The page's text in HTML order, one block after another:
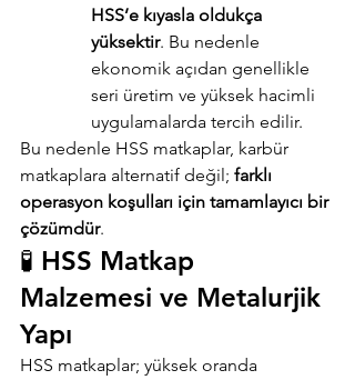
HSS’e kıyasla oldukça
yüksektir. Bu nedenle
ekonomik açıdan genellikle
seri üretim ve yüksek hacimli
uygulamalarda tercih edilir.
Bu nedenle HSS matkaplar, karbür
matkaplara alternatif değil; farklı
operasyon koşulları için tamamlayıcı bir
çözümdür.
🧪 HSS Matkap
Malzemesi ve Metalurjik
Yapı
HSS matkaplar; yüksek oranda